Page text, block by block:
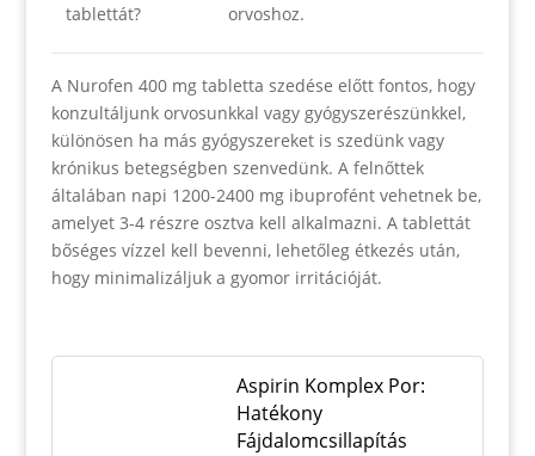
tablettát? orvoshoz.
A Nurofen 400 mg tabletta szedése előtt fontos, hogy
konzultáljunk orvosunkkal vagy gyógyszerészünkkel,
különösen ha más gyógyszereket is szedünk vagy
krónikus betegségben szenvedünk. A felnőttek
általában napi 1200-2400 mg ibuprofént vehetnek be,
amelyet 3-4 részre osztva kell alkalmazni. A tablettát
bőséges vízzel kell bevenni, lehetőleg étkezés után,
hogy minimalizáljuk a gyomor irritációját.
Aspirin Komplex Por:
Hatékony
Fájdalomcsillapítás